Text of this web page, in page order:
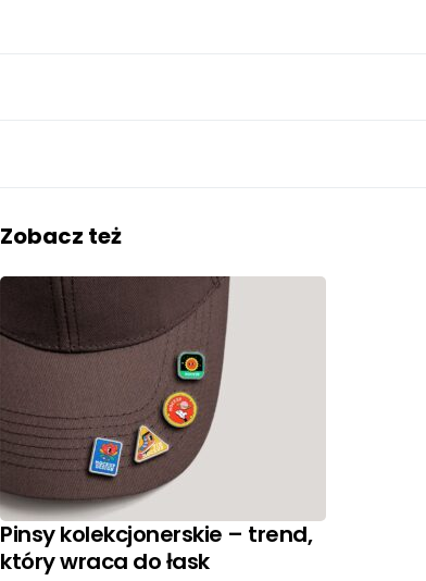
Zobacz też
Pinsy kolekcjonerskie – trend,
który wraca do łask